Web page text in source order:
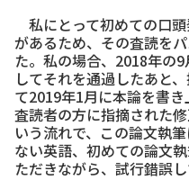
私にとって初めての口
があるため、その査読を
た。私の場合、2018年の
してそれを通過したあと
て2019年1月に本論を書
査読者の方に指摘された
いう流れで、この論文執
ない英語、初めての論文
ただきながら、試行錯誤し